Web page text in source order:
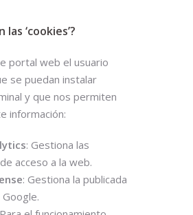
‘cookies’?
portal web el usuario
se puedan instalar
y que nos permiten
información:
: Gestiona las
acceso a la web.
: Gestiona la publicada
Google.